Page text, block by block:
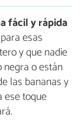
fácil y rápida
esas
y que nadie
negra o están
las bananas y
ese toque